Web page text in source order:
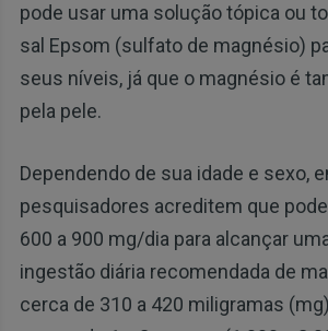
pode usar uma solução tópica ou
sal Epsom (sulfato de magnésio)
seus níveis, já que o magnésio é
pela pele.
Dependendo de sua idade e sexo,
pesquisadores acreditem que
600 a 900 mg/dia para alcançar
ingestão diária recomendada de
cerca de 310 a 420 miligramas